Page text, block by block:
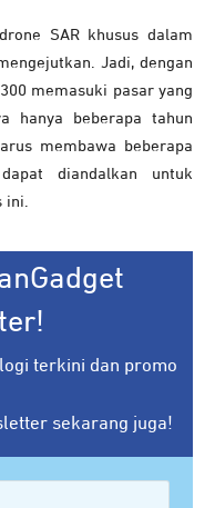
SAR khusus dalam
Jadi, dengan
memasuki pasar yang
hanya beberapa tahun
membawa beberapa
diandalkan untuk
terkini dan promo
sekarang juga!